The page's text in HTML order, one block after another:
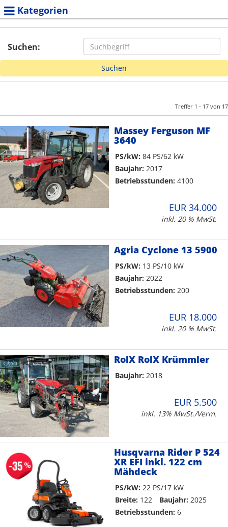
Kategorien
Suchen:
Treffer 1 - 17 von 17
Massey Ferguson MF
3640
PS/kW: 84 PS/62 kW
Baujahr: 2017
Betriebsstunden: 4100
EUR 34.000
inkl. 20 % MwSt.
Agria Cyclone 13 5900
PS/kW: 13 PS/10 kW
Baujahr: 2022
Betriebsstunden: 200
EUR 18.000
inkl. 20 % MwSt.
RolX RolX Krümmler
Baujahr: 2018
EUR 5.500
inkl. 13% MwSt./Verm.
Husqvarna Rider P 524
XR EFI inkl. 122 cm
Mähdeck
PS/kW: 22 PS/17 kW
Breite: 122 Baujahr: 2025
Betriebsstunden: 6